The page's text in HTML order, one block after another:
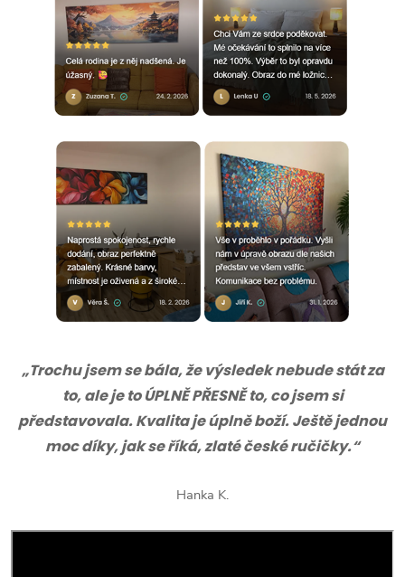
„Trochu jsem se bála, že výsledek nebude stát za
to, ale je to ÚPLNĚ PŘESNĚ to, co jsem si
představovala. Kvalita je úplně boží. Ještě jednou
moc díky, jak se říká, zlaté české ručičky.“
Hanka K.